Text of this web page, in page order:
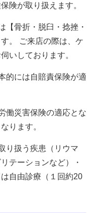
険が取り扱えます。
【骨折・脱臼・捻挫・
。 ご来店の際は、ケ
いしております。
的には自賠責保険が適
働災害保険の適応とな
ります。
り扱う疾患（リウマ
テーションなど）・
自由診療（１回約20